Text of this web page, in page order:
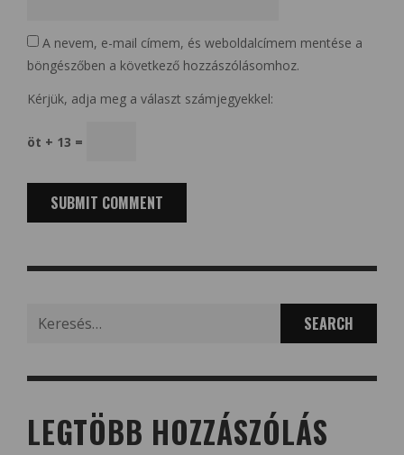
A nevem, e-mail címem, és weboldalcímem mentése a
böngészőben a következő hozzászólásomhoz.
Kérjük, adja meg a választ számjegyekkel:
öt + 13 =
for:
LEGTÖBB HOZZÁSZÓLÁS